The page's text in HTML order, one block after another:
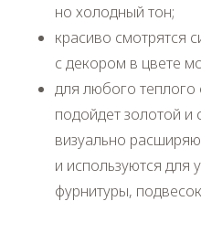
но холодный тон;
красиво смотрятся
с декором в цвете
для любого теплого
подойдет золотой и
визуально
и используются для
фурнитуры,